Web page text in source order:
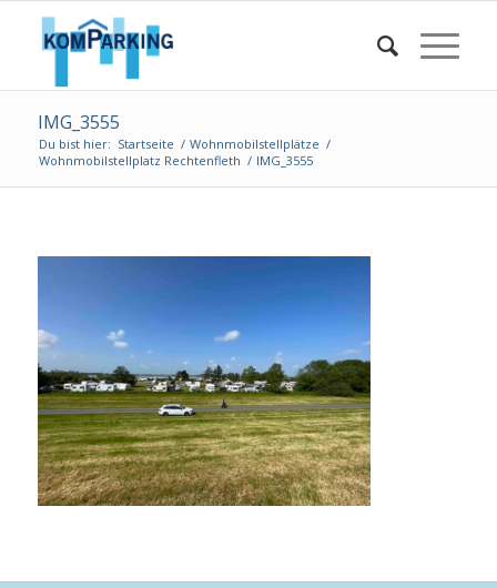
IMG_3555
Du bist hier: Startseite / Wohnmobilstellplätze /
Wohnmobilstellplatz Rechtenfleth / IMG_3555